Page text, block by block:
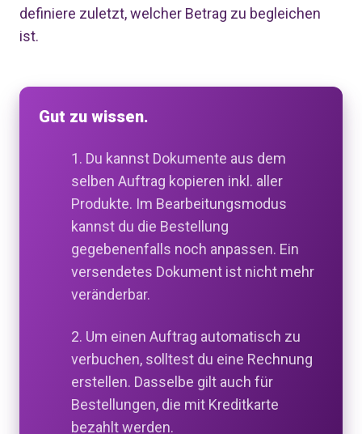
definiere zuletzt, welcher Betrag zu begleichen
ist.
Gut zu wissen.
1. Du kannst Dokumente aus dem
selben Auftrag kopieren inkl. aller
Produkte. Im Bearbeitungsmodus
kannst du die Bestellung
gegebenenfalls noch anpassen. Ein
versendetes Dokument ist nicht mehr
veränderbar.
2. Um einen Auftrag automatisch zu
verbuchen, solltest du eine Rechnung
erstellen. Dasselbe gilt auch für
Bestellungen, die mit Kreditkarte
bezahlt werden.